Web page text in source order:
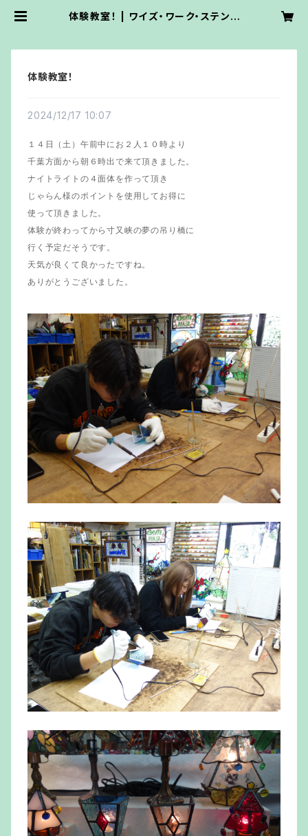
体験教室！ | ワイズ・ワーク・ステンド
体験教室！
2024/12/17 10:07
１４日（土）午前中にお２人１０時より
千葉方面から朝６時出で来て頂きました。
ナイトライトの４面体を作って頂き
じゃらん様のポイントを使用してお得に
使って頂きました。
体験が終わってから寸又峡の夢の吊り橋に
行く予定だそうです。
天気が良くて良かったですね。
ありがとうございました。